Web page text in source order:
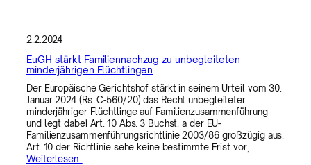
2.2.2024
EuGH stärkt Familiennachzug zu unbegleiteten
minderjährigen Flüchtlingen
Der Europäische Gerichtshof stärkt in seinem Urteil vom 30.
Januar 2024 (Rs. C-560/20) das Recht unbegleiteter
minderjähriger Flüchtlinge auf Familienzusammenführung
und legt dabei Art. 10 Abs. 3 Buchst. a der EU-
Familienzusammenführungsrichtlinie 2003/86 großzügig aus.
Art. 10 der Richtlinie sehe keine bestimmte Frist vor,…
Weiterlesen..